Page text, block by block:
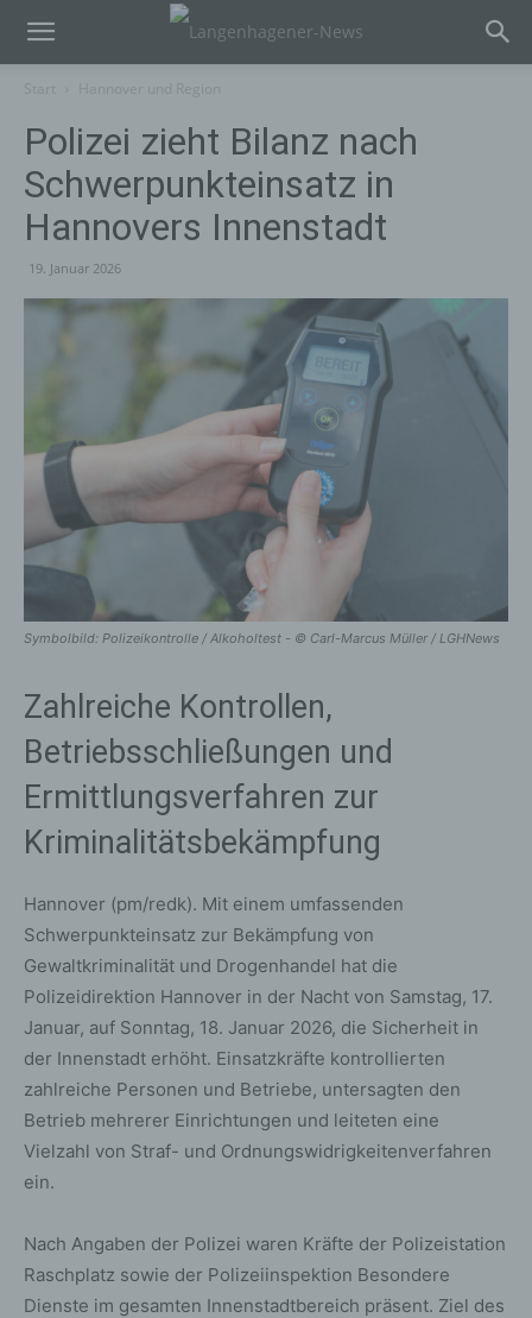
Polizei zieht Bilanz nach
Schwerpunkteinsatz in
Hannovers Innenstadt
19. Januar 2026
Symbolbild: Polizeikontrolle / Alkoholtest - © Carl-Marcus Müller / LGHNews
Zahlreiche Kontrollen,
Betriebsschließungen und
Ermittlungsverfahren zur
Kriminalitätsbekämpfung
Hannover (pm/redk). Mit einem umfassenden
Schwerpunkteinsatz zur Bekämpfung von
Gewaltkriminalität und Drogenhandel hat die
Polizeidirektion Hannover in der Nacht von Samstag, 17.
Januar, auf Sonntag, 18. Januar 2026, die Sicherheit in
der Innenstadt erhöht. Einsatzkräfte kontrollierten
zahlreiche Personen und Betriebe, untersagten den
Betrieb mehrerer Einrichtungen und leiteten eine
Vielzahl von Straf- und Ordnungswidrigkeitenverfahren
ein.
Nach Angaben der Polizei waren Kräfte der Polizeistation
Raschplatz sowie der Polizeiinspektion Besondere
Dienste im gesamten Innenstadtbereich präsent. Ziel des